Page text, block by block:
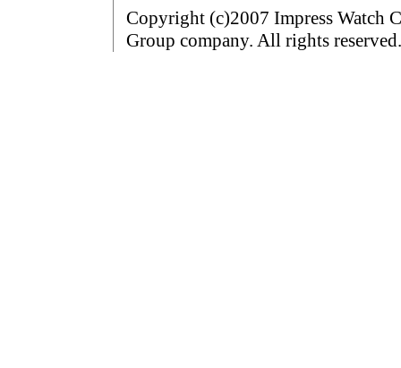
Copyright (c)2007 Impress Watch
Group company. All rights reserved.